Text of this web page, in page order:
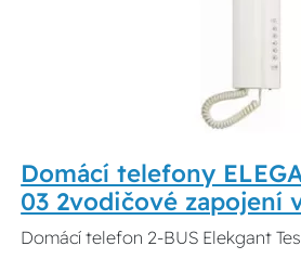
Domácí telefony
03 2vodičové zapojení
Domácí telefon 2-BUS Elekgant